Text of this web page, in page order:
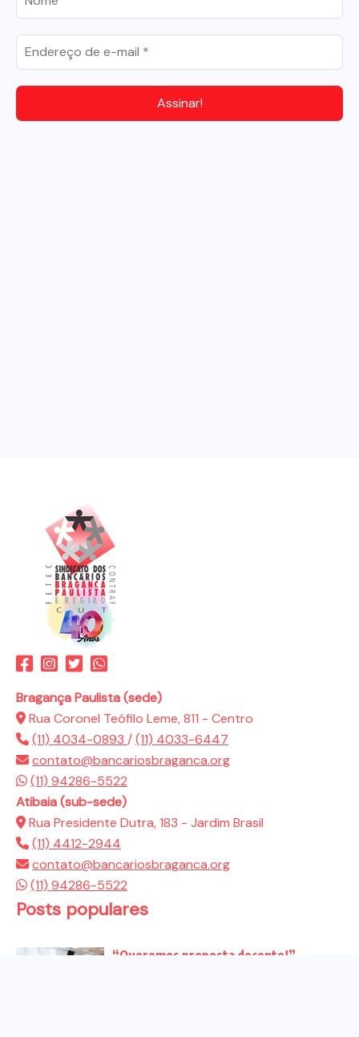
Bragança Paulista (sede)
Rua Coronel Teófilo Leme, 811 - Centro
(11) 4034-0893 /(11) 4033-6447
contato@bancariosbraganca.org
(11) 94286-5522
Atibaia (sub-sede)
Rua Presidente Dutra, 183 - Jardim Brasil
(11) 4412-2944
contato@bancariosbraganca.org
(11) 94286-5522
Posts populares
“Queremos proposta decente!”